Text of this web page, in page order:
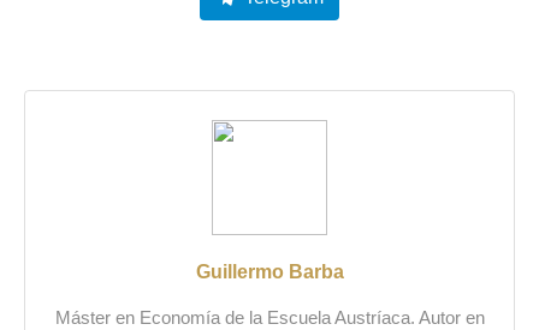
Guillermo Barba
Máster en Economía de la Escuela Austríaca. Autor en